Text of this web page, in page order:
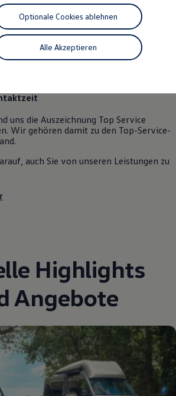
für Privatkunden
für Gewerbekunden
und Ladekabel
Laden
& Kosten der Elektrofahrzeuge
Fahren
Beratung
& Ratgeber
& Erlebnisse
im Unternehmen
im Autohaus
VW Bus Festival 2023
Jubiläum
ab Werk
2025
hat uns in den Bereichen
uns die Auszeichnung Top Service
Wir gehören damit zu den Top-Service-
auch Sie von unseren Leistungen zu
Highlights
Angebote
Alle Akzeptieren
Optionale Cookies ablehnen